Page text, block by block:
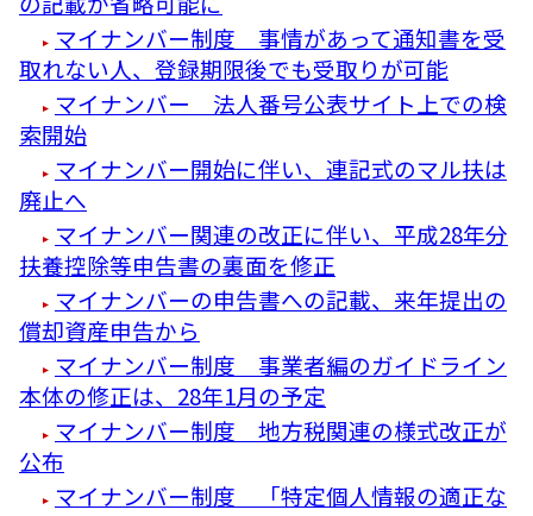
マイナンバー制度 事情があって通知書を受
取れない人、登録期限後でも受取りが可能
マイナンバー 法人番号公表サイト上での検
索開始
マイナンバー開始に伴い、連記式のマル扶は
廃止へ
マイナンバー関連の改正に伴い、平成28年分
扶養控除等申告書の裏面を修正
マイナンバーの申告書への記載、来年提出の
償却資産申告から
マイナンバー制度 事業者編のガイドライン
本体の修正は、28年1月の予定
マイナンバー制度 地方税関連の様式改正が
公布
マイナンバー制度 「特定個人情報の適正な